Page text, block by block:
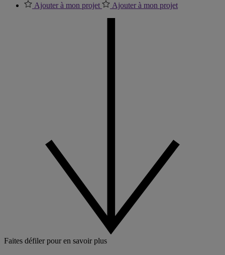
Ajouter à mon projet
Ajouter à mon projet
Faites défiler pour en savoir plus